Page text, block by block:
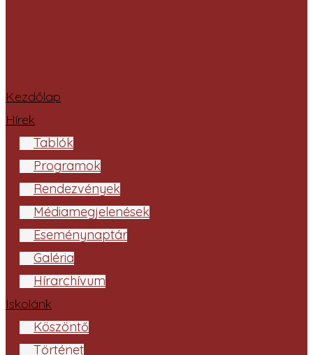
Kezdőlap
Hírek
Tablók
Programok
Rendezvények
Médiamegjelenések
Eseménynaptár
Galéria
Hírarchívum
Iskolánk
Köszöntő
Történet